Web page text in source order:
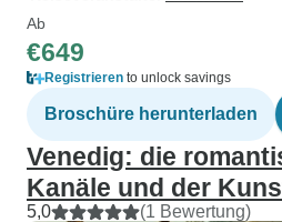
Ab
€649
Registrieren to unlock savings
Broschüre herunterladen
Venedig: die
Kanäle und der
5,0 (1 Bewertung)